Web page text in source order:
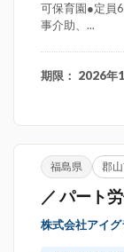
可保育園●定員
事介助、...
期限： 2026年
福島県 郡
／ パート
株式会社アイグ